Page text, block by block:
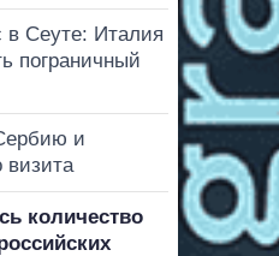
в Сеуте: Италия
пограничный
и
визита
количество